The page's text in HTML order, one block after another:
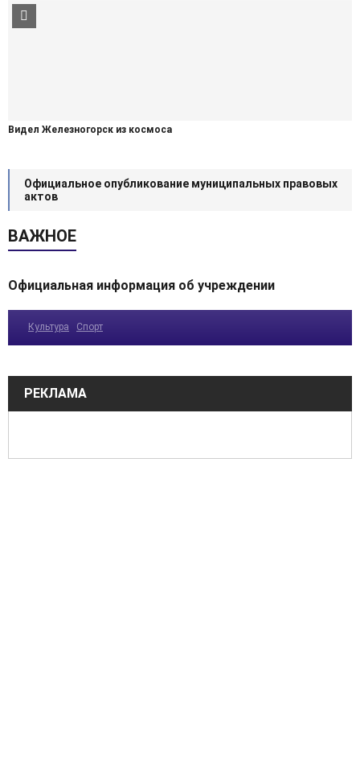
Видел Железногорск из космоса
Официальное опубликование муниципальных правовых
актов
ВАЖНОЕ
Официальная информация об учреждении
Культура Спорт
РЕКЛАМА